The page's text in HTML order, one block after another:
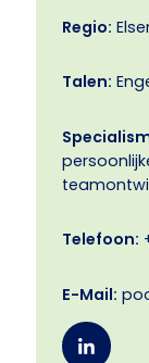
Regio:
Talen:
Telefoon:
E-Mail: